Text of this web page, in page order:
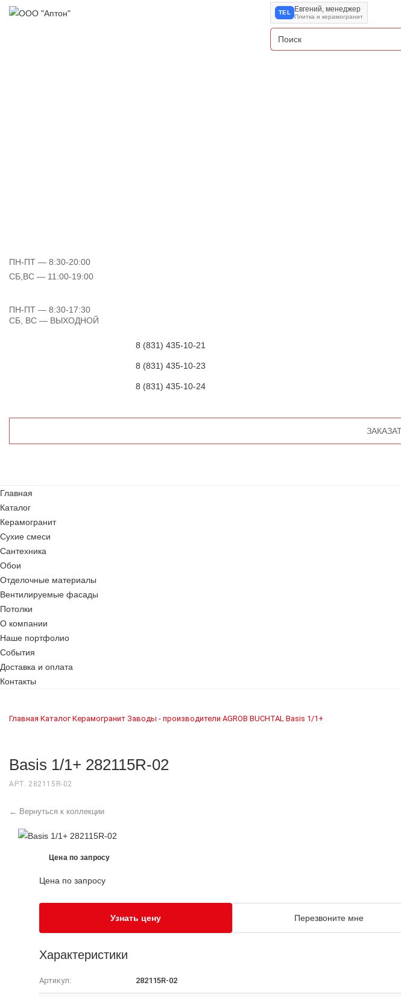
TEL Евгений, менеджер
Плитка и керамогранит
ПН-ПТ — 8:30-20:00
СБ,ВС — 11:00-19:00
ПН-ПТ — 8:30-17:30
СБ, ВС — ВЫХОДНОЙ
8 (831) 435-10-21
8 (831) 435-10-23
8 (831) 435-10-24
Главная
Каталог
Керамогранит
Сухие смеси
Сантехника
Обои
Отделочные материалы
Вентилируемые фасады
Потолки
О компании
Наше портфолио
События
Доставка и оплата
Контакты
Главная›Каталог›Керамогранит›Заводы - производители›AGROB BUCHTAL›Basis 1/1+
Basis 1/1+ 282115R-02
АРТ. 282115R-02
← Вернуться к коллекции
Цена по запросу
Цена по запросу
Узнать цену Перезвоните мне
Характеристики
Артикул: 282115R-02